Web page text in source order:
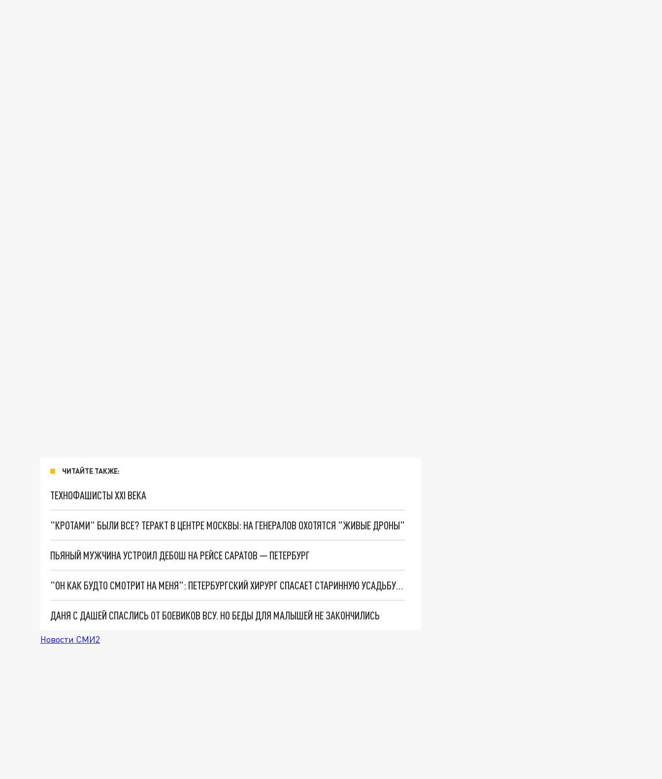
ЧИТАЙТЕ ТАКЖЕ:
ТЕХНОФАШИСТЫ XXI ВЕКА
"КРОТАМИ" БЫЛИ ВСЕ? ТЕРАКТ В ЦЕНТРЕ МОСКВЫ: НА ГЕНЕРАЛОВ ОХОТЯТСЯ "ЖИВЫЕ ДРОНЫ"
ПЬЯНЫЙ МУЖЧИНА УСТРОИЛ ДЕБОШ НА РЕЙСЕ САРАТОВ — ПЕТЕРБУРГ
"ОН КАК БУДТО СМОТРИТ НА МЕНЯ": ПЕТЕРБУРГСКИЙ ХИРУРГ СПАСАЕТ СТАРИННУЮ УСАДЬБУ ПОД ВЫБОРГОМ
ДАНЯ С ДАШЕЙ СПАСЛИСЬ ОТ БОЕВИКОВ ВСУ. НО БЕДЫ ДЛЯ МАЛЫШЕЙ НЕ ЗАКОНЧИЛИСЬ
Новости СМИ2